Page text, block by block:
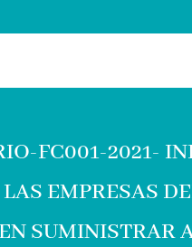
FC001-2021-
EMPRESAS
SUMINISTRAR